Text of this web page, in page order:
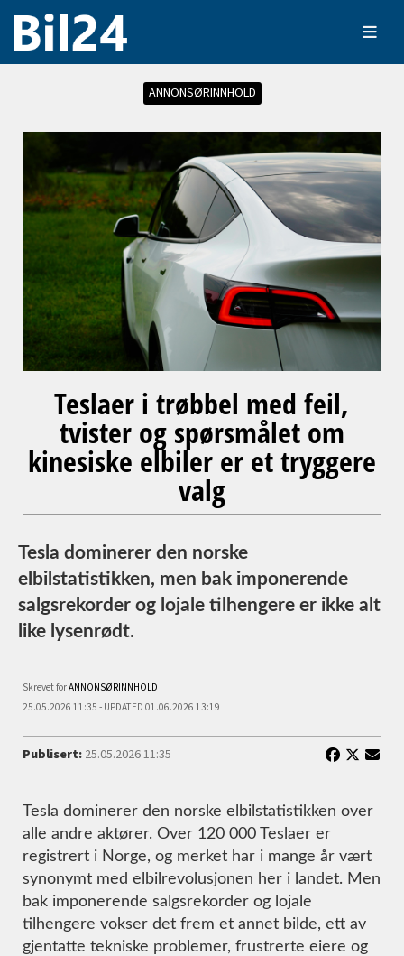
ANNONSØRINNHOLD
Teslaer i trøbbel med feil,
tvister og spørsmålet om
kinesiske elbiler er et tryggere
valg
Tesla dominerer den norske
elbilstatistikken, men bak imponerende
salgsrekorder og lojale tilhengere er ikke alt
like lysenrødt.
Skrevet forANNONSØRINNHOLD
25.05.2026 11:35 - UPDATED 01.06.2026 13:19
Publisert:25.05.2026 11:35
Tesla dominerer den norske elbilstatistikken over
alle andre aktører. Over 120 000 Teslaer er
registrert i Norge, og merket har i mange år vært
synonymt med elbilrevolusjonen her i landet. Men
bak imponerende salgsrekorder og lojale
tilhengere vokser det frem et annet bilde, ett av
gjentatte tekniske problemer, frustrerte eiere og